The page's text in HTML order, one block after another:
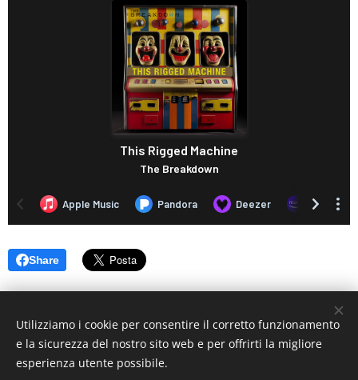
Share
© 2019 www.artistionline.tv
Utilizziamo i cookie per consentire il corretto funzionamento
e la sicurezza del nostro sito web e per offrirti la migliore
esperienza utente possibile.